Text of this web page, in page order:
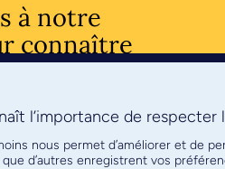
à notre
connaître
S'ABONNER
l’importance de respecter
nous permet d’améliorer et de
d’autres enregistrent vos